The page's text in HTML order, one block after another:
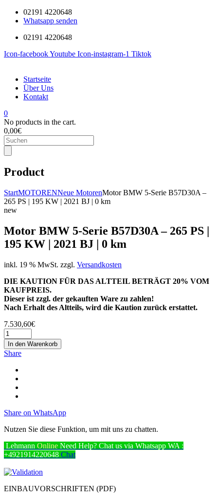
02191 4220648
Whatsapp senden
02191 4220648
Icon-facebookYoutube Icon-instagram-1 Tiktok
Startseite
Über Uns
Kontakt
0
No products in the cart.
0,00€
Products
search
Product
StartMOTORENNeue MotorenMotor BMW 5-Serie B57D30A –
265 PS | 195 KW | 2021 BJ | 0 km
new
Motor BMW 5-Serie B57D30A – 265 PS |
195 KW | 2021 BJ | 0 km
inkl. 19 % MwSt. zzgl. Versandkosten
DIE KAUTION FÜR DAS ALTTEIL BETRÄGT 20% VOM
KAUFPREIS.
Dieser ist zzgl. der gekauften Ware zu zahlen!
Nach Erhalt des Altteils, wird die Kaution zurück erstattet.
7.530,60€
In den Warenkorb
Share
Share on WhatsApp
Nutzen Sie diese Funktion, um mit uns zu chatten.
Lehmann Online Need Help? Chat us via Whatsapp WA :
+4921914220648 Chat
EINBAUVORSCHRIFTEN (PDF)